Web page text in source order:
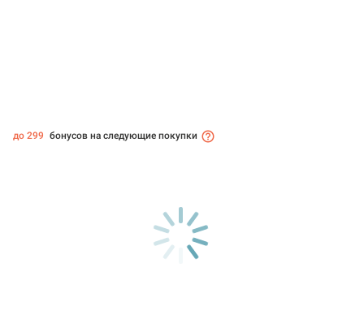
до 299 бонусов на следующие покупки